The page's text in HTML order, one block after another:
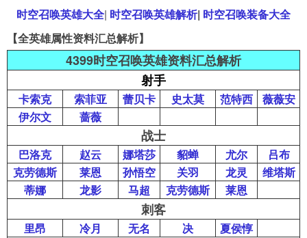
导航
时空召唤英雄大全| 时空召唤英雄解析| 时空召唤装备大全
【全英雄属性资料汇总解析】
4399时空召唤英雄资料汇总解析
射手
卡索克 索菲亚 蕾贝卡 史太莫 范特西
薇薇安
伊尔文
蔷薇
战士
巴洛克 赵云 娜塔莎 貂蝉 尤尔
吕布
克劳德斯
莱恩 孙悟空 关羽 龙灵
维塔斯
蒂娜
龙影 马超 克劳德斯 莱恩
刺客
里昂 冷月 无名 决 夏侯惇